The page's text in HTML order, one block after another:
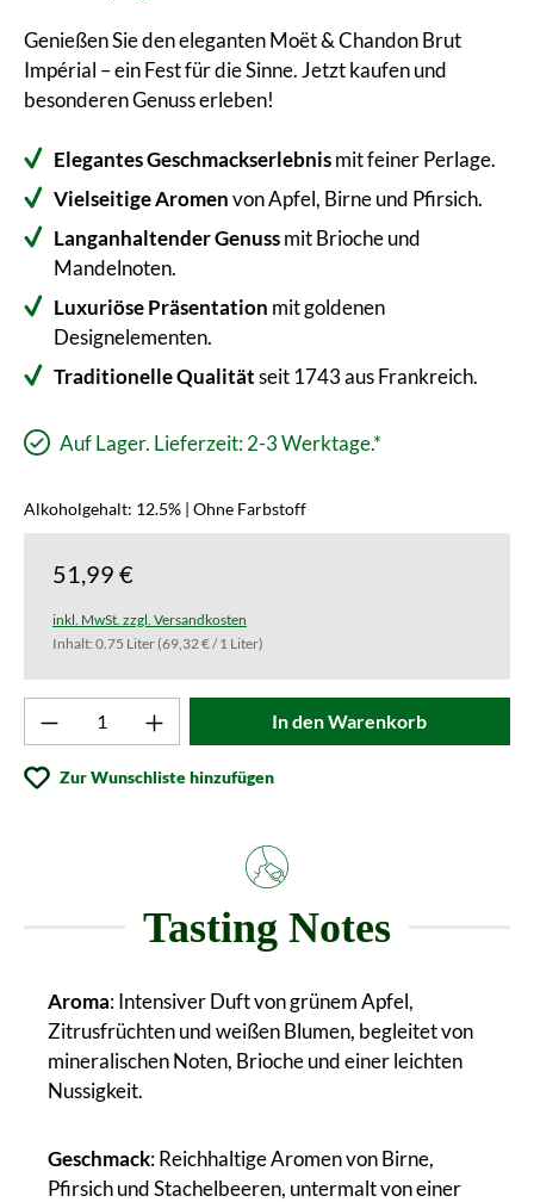
Genießen Sie den eleganten Moët & Chandon Brut
Impérial – ein Fest für die Sinne. Jetzt kaufen und
besonderen Genuss erleben!
Elegantes Geschmackserlebnismit feiner Perlage.
Vielseitige Aromenvon Apfel, Birne und Pfirsich.
Langanhaltender Genussmit Brioche und
Mandelnoten.
Luxuriöse Präsentation mit goldenen
Designelementen.
Traditionelle Qualitätseit 1743 aus Frankreich.
Auf Lager. Lieferzeit: 2-3 Werktage.*
Alkoholgehalt: 12.5% | Ohne Farbstoff
51,99 €
inkl. MwSt. zzgl. Versandkosten
Inhalt: 0.75 Liter(69,32 € / 1 Liter)
Produkt Anzahl: Gib den gewünschten
In den Warenkorb
Zur Wunschliste hinzufügen
Tasting Notes
Aroma: Intensiver Duft von grünem Apfel,
Zitrusfrüchten und weißen Blumen, begleitet von
mineralischen Noten, Brioche und einer leichten
Nussigkeit.
Geschmack: Reichhaltige Aromen von Birne,
Pfirsich und Stachelbeeren, untermalt von einer